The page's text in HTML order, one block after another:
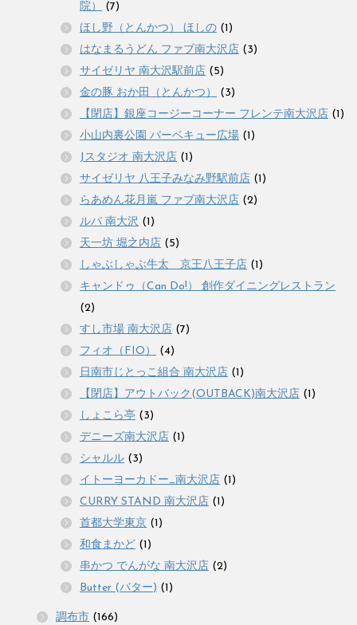
院）
(7)
ほし野（とんかつ） ほしの (1)
はなまるうどん ファブ南大沢店 (3)
サイゼリヤ 南大沢駅前店 (5)
金の豚 おか田（とんかつ）
(3)
【閉店】銀座コージーコーナー フレンテ南大沢店 (1)
小山内裏公園 バーベキュー広場 (1)
Jスタジオ 南大沢店 (1)
サイゼリヤ 八王子みなみ野駅前店 (1)
らあめん花月嵐 ファブ南大沢店 (2)
ルパ 南大沢 (1)
天一坊 堀之内店 (5)
しゃぶしゃぶ牛太 京王八王子店 (1)
キャンドゥ（Can Do!） 創作ダイニングレストラン
(2)
すし市場 南大沢店 (7)
フィオ（FIO）
(4)
日南市じとっこ組合 南大沢店 (1)
【閉店】アウトバック(OUTBACK)南大沢店 (1)
しょこら亭 (3)
デニーズ南大沢店 (1)
シャルル (3)
イトーヨーカドー_南大沢店 (1)
CURRY STAND 南大沢店 (1)
首都大学東京 (1)
和食まかど (1)
串かつ でんがな 南大沢店 (2)
Butter (バター) (1)
調布市 (166)